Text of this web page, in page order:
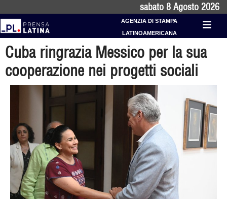
sabato 8 Agosto 2026
AGENZIA DI STAMPA
LATINOAMERICANA
Cuba ringrazia Messico per la sua
cooperazione nei progetti sociali